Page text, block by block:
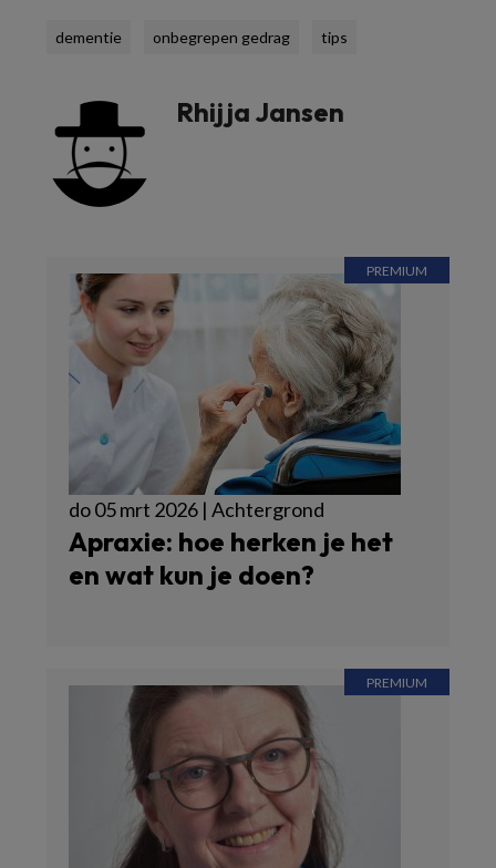
dementie onbegrepen gedrag tips
Rhijja Jansen
do 05 mrt 2026 | Achtergrond
Apraxie: hoe herken je het
en wat kun je doen?